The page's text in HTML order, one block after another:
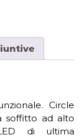
Circle
soffitto ad alto
di ultima